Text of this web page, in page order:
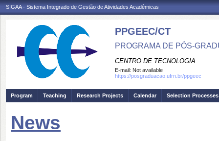
SIGAA - Sistema Integrado de Gestão de Atividades Acadêmicas
PPGEEC/CT
PROGRAMA DE PÓS-
CENTRO DE TECNOLOGIA
E-mail: Not available
https://posgraduacao.ufrn.br/ppgeec
Program Teaching Research Projects Calendar Selection Processes
News